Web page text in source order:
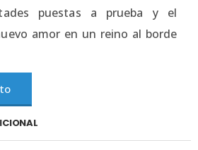
puestas a prueba y el
amor en un reino al borde